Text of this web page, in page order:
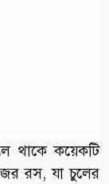
থাকে কয়েকটি
রস, যা চুলের